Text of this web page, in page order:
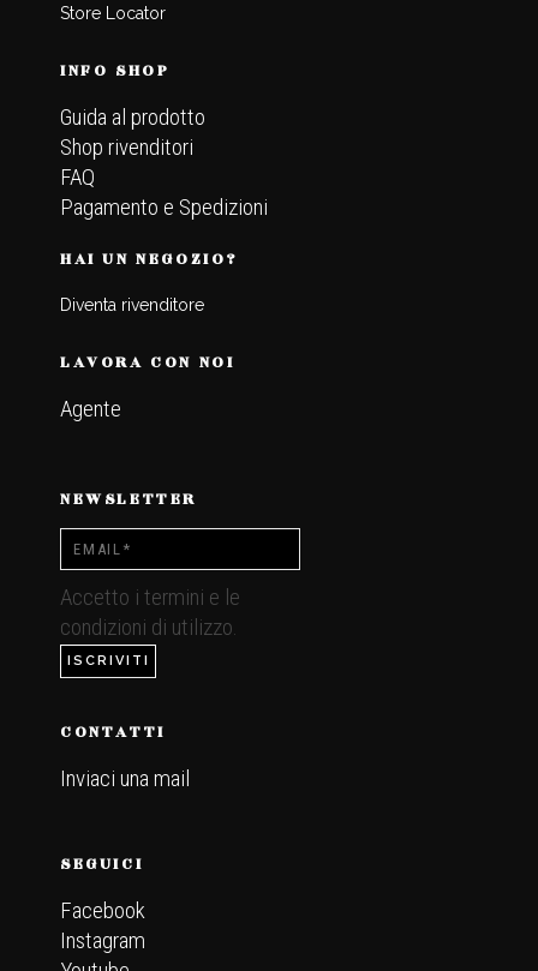
Store Locator
INFO SHOP
Guida al prodotto
Shop rivenditori
FAQ
Pagamento e Spedizioni
HAI UN NEGOZIO?
Diventa rivenditore
LAVORA CON NOI
Agente
NEWSLETTER
Accetto i termini e le
condizioni di utilizzo.
CONTATTI
Inviaci una mail
SEGUICI
Facebook
Instagram